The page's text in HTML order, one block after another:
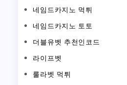
네임드카지노 먹튀
네임드카지노 토토
더블유벳 추천인코드
라이프벳
룰라벳 먹튀